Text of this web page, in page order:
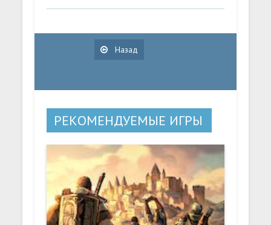
Назад
РЕКОМЕНДУЕМЫЕ ИГРЫ